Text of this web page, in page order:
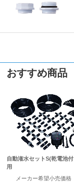
おすすめ商品
自動潅水セットS(乾電池
用
メーカー希望小売価格